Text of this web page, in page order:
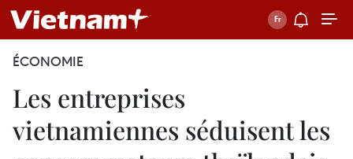
ÉCONOMIE
Les entreprises
vietnamiennes séduisent les